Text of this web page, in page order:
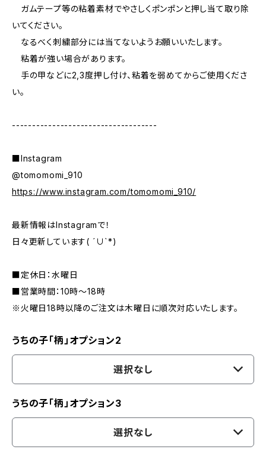
ガムテープ等の粘着素材でやさしくポンポンと押し当て取り除
いてください。
なるべく刺繍部分には当てないようお願いいたします。
粘着が強い場合があります。
手の甲などに2,3度押し付け、粘着を弱めてからご使用くださ
い。
------------------------------------
■Instagram
@tomomomi_910
https://www.instagram.com/tomomomi_910/
最新情報はInstagramで！
日々更新しています( ´∪`*)
■定休日：水曜日
■営業時間：10時～18時
※火曜日18時以降のご注文は木曜日に順次対応いたします。
うちの子「柄」オプション2
選択なし
うちの子「柄」オプション3
選択なし